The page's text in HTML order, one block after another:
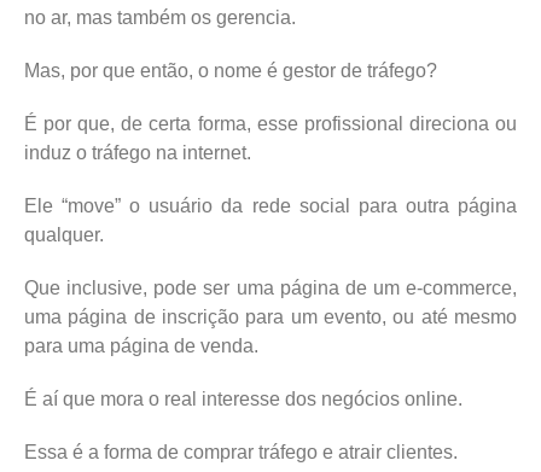
no ar, mas também os gerencia.
Mas, por que então, o nome é gestor de tráfego?
É por que, de certa forma, esse profissional direciona ou
induz o tráfego na internet.
Ele “move” o usuário da rede social para outra página
qualquer.
Que inclusive, pode ser uma página de um e-commerce,
uma página de inscrição para um evento, ou até mesmo
para uma página de venda.
É aí que mora o real interesse dos negócios online.
Essa é a forma de comprar tráfego e atrair clientes.